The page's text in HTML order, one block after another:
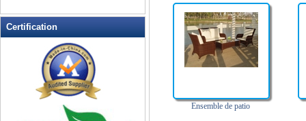
plein air
Mosaïque de meubles extérieurs
Outdoor Bistro Sets
Outdoor Chaises à bascule
Planeurs extérieur et balançoires
Planters extérieur
Certification
Ensemble de patio